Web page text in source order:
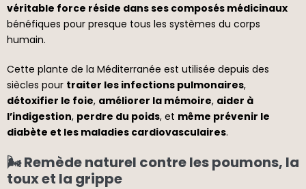
véritable force réside dans ses composés médicinaux
bénéfiques pour presque tous les systèmes du corps
humain.
Cette plante de la Méditerranée est utilisée depuis des
siècles pour traiter les infections pulmonaires,
détoxifier le foie, améliorer la mémoire, aider à
l’indigestion, perdre du poids, et même prévenir le
diabète et les maladies cardiovasculaires.
🌬️ Remède naturel contre les poumons, la
toux et la grippe